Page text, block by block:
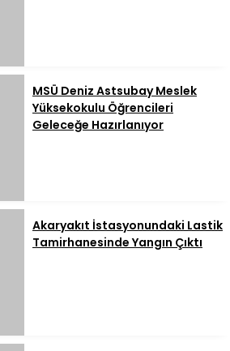
MSÜ Deniz Astsubay Meslek
Yüksekokulu Öğrencileri
Geleceğe Hazırlanıyor
Akaryakıt İstasyonundaki Lastik
Tamirhanesinde Yangın Çıktı